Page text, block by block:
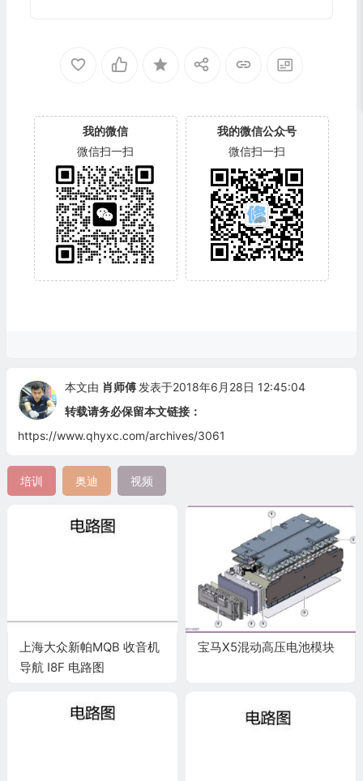
我的微信
微信扫一扫
我的微信公众号
微信扫一扫
本文由 肖师傅 发表于2018年6月28日 12:45:04
转载请务必保留本文链接：
https://www.qhyxc.com/archives/3061
培训 奥迪 视频
上海大众新帕MQB 收音机
导航 I8F 电路图
宝马X5混动高压电池模块